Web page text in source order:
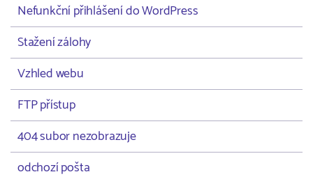
Nefunkční přihlášení do WordPress
Stažení zálohy
Vzhled webu
FTP přístup
404 subor nezobrazuje
odchozí pošta